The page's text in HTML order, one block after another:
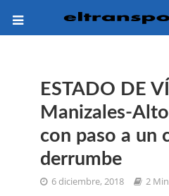
ESTADO DE
Manizales-
con paso a un
derrumbe
6 diciembre, 2018 2